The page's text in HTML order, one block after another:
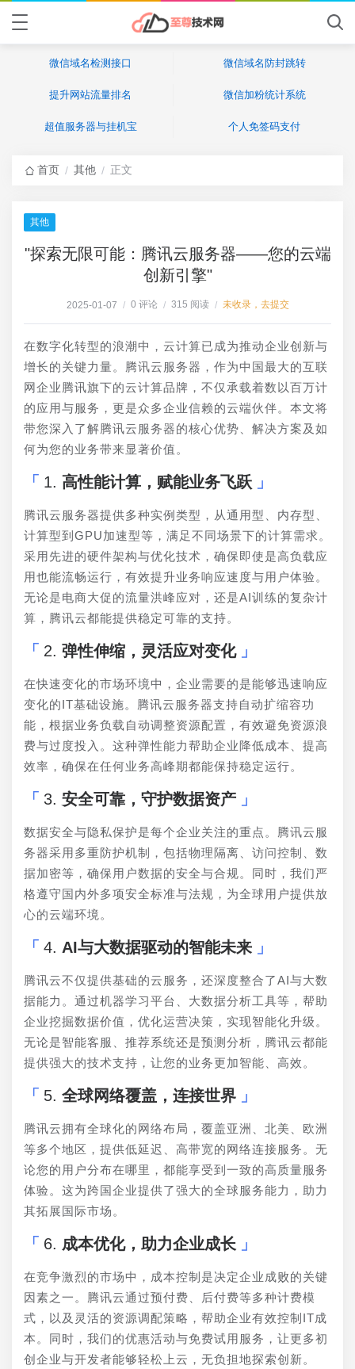
微信域名检测接口 微信域名防封跳转
提升网站流量排名 微信加粉统计系统
超值服务器与挂机宝 个人免签码支付
首页 / 其他 / 正文
其他
"探索无限可能：腾讯云服务器——您的云端
创新引擎"
2025-01-07 / 0 评论 / 315 阅读 / 未收录，去提交
在数字化转型的浪潮中，云计算已成为推动企业创新与
增长的关键力量。腾讯云服务器，作为中国最大的互联
网企业腾讯旗下的云计算品牌，不仅承载着数以百万计
的应用与服务，更是众多企业信赖的云端伙伴。本文将
带您深入了解腾讯云服务器的核心优势、解决方案及如
何为您的业务带来显著价值。
1. 高性能计算，赋能业务飞跃
腾讯云服务器提供多种实例类型，从通用型、内存型、
计算型到GPU加速型等，满足不同场景下的计算需求。
采用先进的硬件架构与优化技术，确保即使是高负载应
用也能流畅运行，有效提升业务响应速度与用户体验。
无论是电商大促的流量洪峰应对，还是AI训练的复杂计
算，腾讯云都能提供稳定可靠的支持。
2. 弹性伸缩，灵活应对变化
在快速变化的市场环境中，企业需要的是能够迅速响应
变化的IT基础设施。腾讯云服务器支持自动扩缩容功
能，根据业务负载自动调整资源配置，有效避免资源浪
费与过度投入。这种弹性能力帮助企业降低成本、提高
效率，确保在任何业务高峰期都能保持稳定运行。
3. 安全可靠，守护数据资产
数据安全与隐私保护是每个企业关注的重点。腾讯云服
务器采用多重防护机制，包括物理隔离、访问控制、数
据加密等，确保用户数据的安全与合规。同时，我们严
格遵守国内外多项安全标准与法规，为全球用户提供放
心的云端环境。
4. AI与大数据驱动的智能未来
腾讯云不仅提供基础的云服务，还深度整合了AI与大数
据能力。通过机器学习平台、大数据分析工具等，帮助
企业挖掘数据价值，优化运营决策，实现智能化升级。
无论是智能客服、推荐系统还是预测分析，腾讯云都能
提供强大的技术支持，让您的业务更加智能、高效。
5. 全球网络覆盖，连接世界
腾讯云拥有全球化的网络布局，覆盖亚洲、北美、欧洲
等多个地区，提供低延迟、高带宽的网络连接服务。无
论您的用户分布在哪里，都能享受到一致的高质量服务
体验。这为跨国企业提供了强大的全球服务能力，助力
其拓展国际市场。
6. 成本优化，助力企业成长
在竞争激烈的市场中，成本控制是决定企业成败的关键
因素之一。腾讯云通过预付费、后付费等多种计费模
式，以及灵活的资源调配策略，帮助企业有效控制IT成
本。同时，我们的优惠活动与免费试用服务，让更多初
创企业与开发者能够轻松上云，无负担地探索创新。